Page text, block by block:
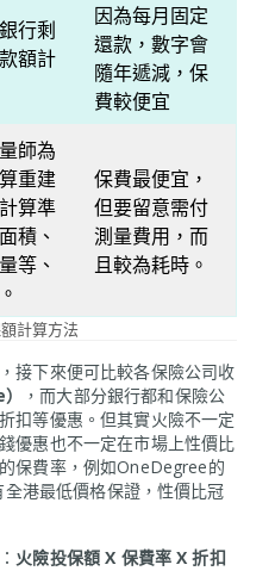
行剩
額計
因為每月固定
還款，數字會
隨年遞減，保
費較便宜
師為
重建
算準
積、
等、
保費最便宜，
但要留意需付
測量費用，而
且較為耗時。
計算方法
接下來便可比較各保險公司收
，而大部分銀行都和保險公
扣等優惠。但其實火險不一定
優惠也不一定在市場上性價比
保費率，例如OneDegree的
港最低價格保證，性價比冠
火險投保額 X 保費率 X 折扣